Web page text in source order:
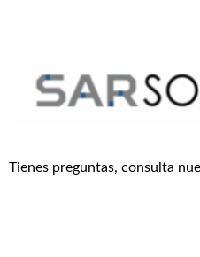
Tienes preguntas, consulta